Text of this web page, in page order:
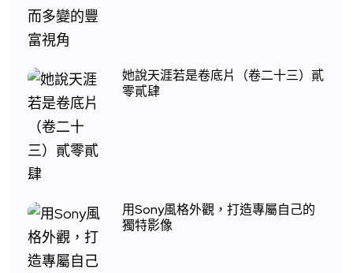
她說天涯若是卷底片（卷二十三）貳
零貳肆
用Sony風格外觀，打造專屬自己的
獨特影像